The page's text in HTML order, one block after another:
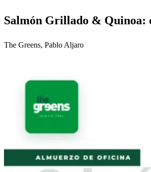
Salmón Grillado & Quinoa:
The Greens, Pablo Aljaro